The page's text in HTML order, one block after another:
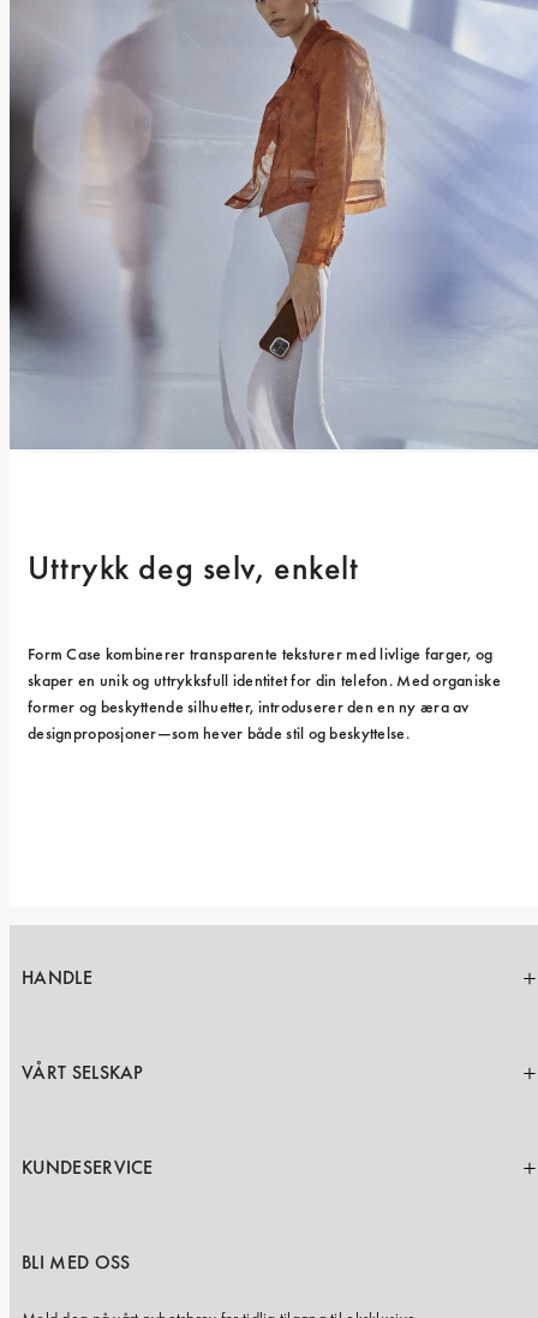
Uttrykk deg selv, enkelt
Form Case kombinerer transparente teksturer med livlige farger, og
skaper en unik og uttrykksfull identitet for din telefon. Med organiske
former og beskyttende silhuetter, introduserer den en ny æra av
designproposjoner—som hever både stil og beskyttelse.
HANDLE
VÅRT SELSKAP
KUNDESERVICE
BLI MED OSS